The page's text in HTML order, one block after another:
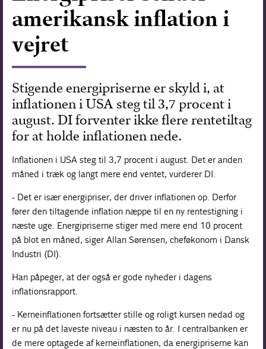
amerikansk inflation i
vejret
Stigende energipriserne er skyld i, at
inflationen i USA steg til 3,7 procent i
august. DI forventer ikke flere rentetiltag
for at holde inflationen nede.
Inflationen i USA steg til 3,7 procent i august. Det er anden
måned i træk og langt mere end ventet, vurderer DI.
- Det er især energipriser, der driver inflationen op. Derfor
fører den tiltagende inflation næppe til en ny rentestigning i
næste uge. Energipriserne stiger med mere end 10 procent
på blot en måned, siger Allan Sørensen, cheføkonom i Dansk
Industri (DI).
Han påpeger, at der også er gode nyheder i dagens
inflationsrapport.
- Kerneinflationen fortsætter stille og roligt kursen nedad og
er nu på det laveste niveau i næsten to år. I centralbanken er
de mere optagede af kerneinflationen, da energipriserne kan